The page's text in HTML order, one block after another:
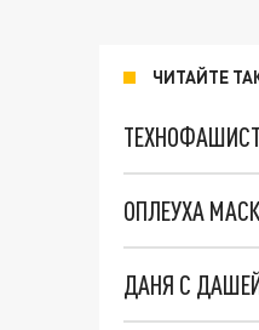
ЧИТАЙТЕ
ОПЛЕУХА
ДАНЯ С